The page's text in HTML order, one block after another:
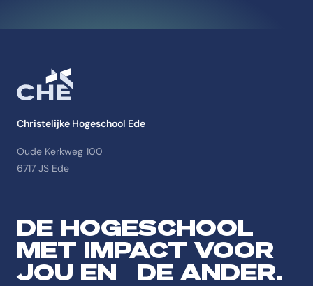
Christelijke Hogeschool Ede
Oude Kerkweg 100
6717 JS Ede
DE HOGESCHOOL
MET IMPACT VOOR
JOU EN DE ANDER.